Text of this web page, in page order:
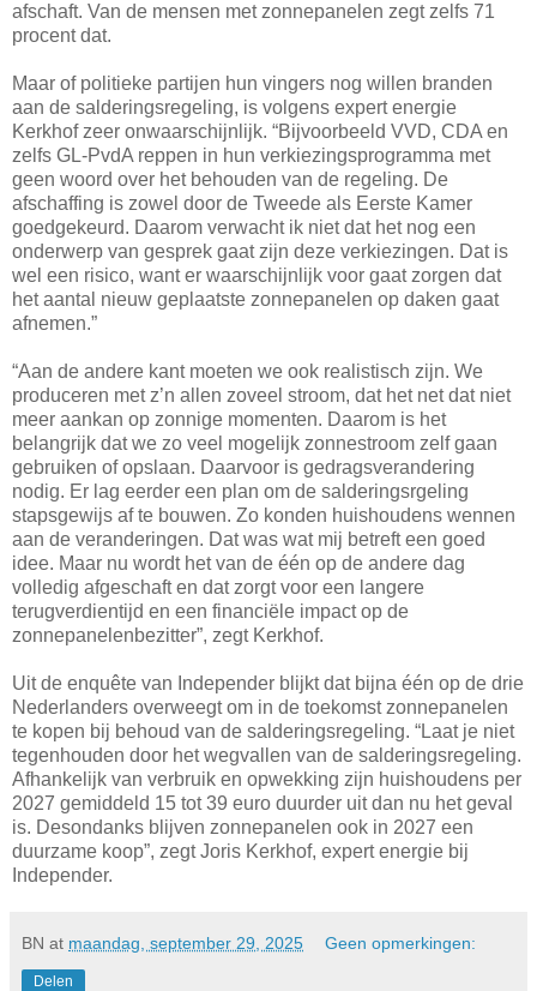
afschaft. Van de mensen met zonnepanelen zegt zelfs 71
procent dat.
Maar of politieke partijen hun vingers nog willen branden
aan de salderingsregeling, is volgens expert energie
Kerkhof zeer onwaarschijnlijk. “Bijvoorbeeld VVD, CDA en
zelfs GL-PvdA reppen in hun verkiezingsprogramma met
geen woord over het behouden van de regeling. De
afschaffing is zowel door de Tweede als Eerste Kamer
goedgekeurd. Daarom verwacht ik niet dat het nog een
onderwerp van gesprek gaat zijn deze verkiezingen. Dat is
wel een risico, want er waarschijnlijk voor gaat zorgen dat
het aantal nieuw geplaatste zonnepanelen op daken gaat
afnemen.”
“Aan de andere kant moeten we ook realistisch zijn. We
produceren met z’n allen zoveel stroom, dat het net dat niet
meer aankan op zonnige momenten. Daarom is het
belangrijk dat we zo veel mogelijk zonnestroom zelf gaan
gebruiken of opslaan. Daarvoor is gedragsverandering
nodig. Er lag eerder een plan om de salderingsrgeling
stapsgewijs af te bouwen. Zo konden huishoudens wennen
aan de veranderingen. Dat was wat mij betreft een goed
idee. Maar nu wordt het van de één op de andere dag
volledig afgeschaft en dat zorgt voor een langere
terugverdientijd en een financiële impact op de
zonnepanelenbezitter”, zegt Kerkhof.
Uit de enquête van Independer blijkt dat bijna één op de drie
Nederlanders overweegt om in de toekomst zonnepanelen
te kopen bij behoud van de salderingsregeling. “Laat je niet
tegenhouden door het wegvallen van de salderingsregeling.
Afhankelijk van verbruik en opwekking zijn huishoudens per
2027 gemiddeld 15 tot 39 euro duurder uit dan nu het geval
is. Desondanks blijven zonnepanelen ook in 2027 een
duurzame koop”, zegt Joris Kerkhof, expert energie bij
Independer.
BN at maandag, september 29, 2025 Geen opmerkingen:
Delen